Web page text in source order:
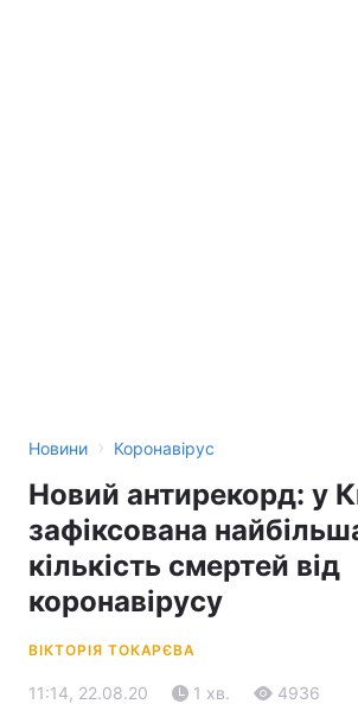
Новини › Коронавірус
Новий антирекорд: у
зафіксована
кількість смертей від
коронавірусу
ВІКТОРІЯ ТОКАРЄВА
11:14, 22.08.20 1 хв. 4936